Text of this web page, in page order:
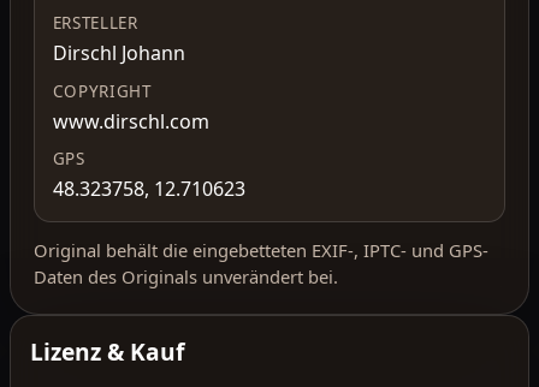
ERSTELLER
Dirschl Johann
COPYRIGHT
www.dirschl.com
GPS
48.323758, 12.710623
Original behält die eingebetteten EXIF-, IPTC- und GPS-
Daten des Originals unverändert bei.
Lizenz & Kauf